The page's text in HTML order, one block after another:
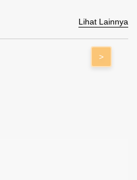
Lihat Lainnya
>